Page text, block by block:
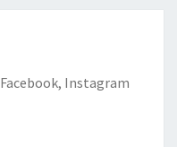
Facebook, Instagram